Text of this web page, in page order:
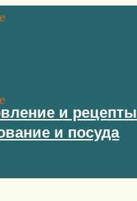
и рецепты
и посуда